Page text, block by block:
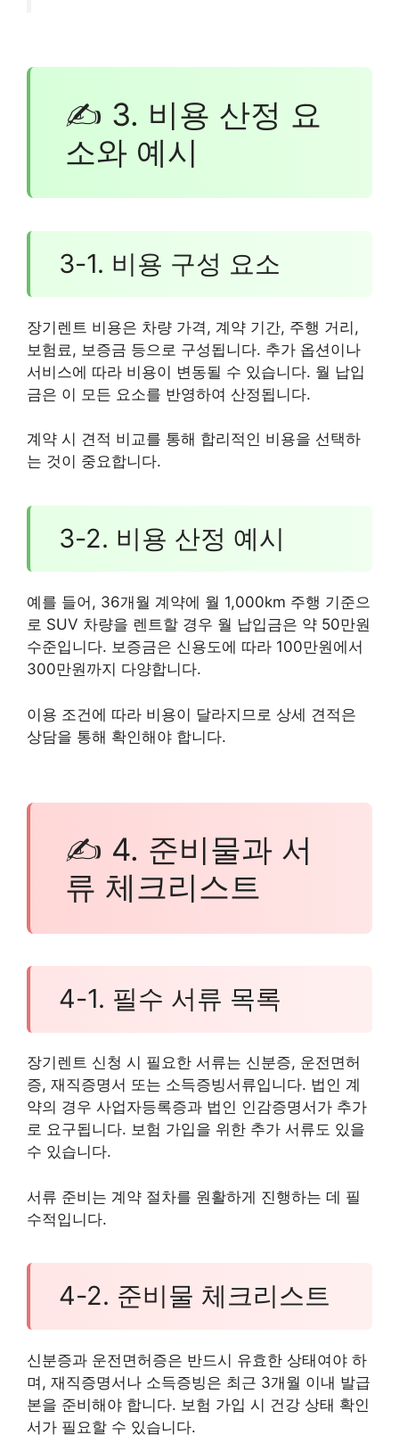
✍ 3. 비용 산정 요
소와 예시
3-1. 비용 구성 요소
장기렌트 비용은 차량 가격, 계약 기간, 주행 거리,
보험료, 보증금 등으로 구성됩니다. 추가 옵션이나
서비스에 따라 비용이 변동될 수 있습니다. 월 납입
금은 이 모든 요소를 반영하여 산정됩니다.
계약 시 견적 비교를 통해 합리적인 비용을 선택하
는 것이 중요합니다.
3-2. 비용 산정 예시
예를 들어, 36개월 계약에 월 1,000km 주행 기준으
로 SUV 차량을 렌트할 경우 월 납입금은 약 50만원
수준입니다. 보증금은 신용도에 따라 100만원에서
300만원까지 다양합니다.
이용 조건에 따라 비용이 달라지므로 상세 견적은
상담을 통해 확인해야 합니다.
✍ 4. 준비물과 서
류 체크리스트
4-1. 필수 서류 목록
장기렌트 신청 시 필요한 서류는 신분증, 운전면허
증, 재직증명서 또는 소득증빙서류입니다. 법인 계
약의 경우 사업자등록증과 법인 인감증명서가 추가
로 요구됩니다. 보험 가입을 위한 추가 서류도 있을
수 있습니다.
서류 준비는 계약 절차를 원활하게 진행하는 데 필
수적입니다.
4-2. 준비물 체크리스트
신분증과 운전면허증은 반드시 유효한 상태여야 하
며, 재직증명서나 소득증빙은 최근 3개월 이내 발급
본을 준비해야 합니다. 보험 가입 시 건강 상태 확인
서가 필요할 수 있습니다.